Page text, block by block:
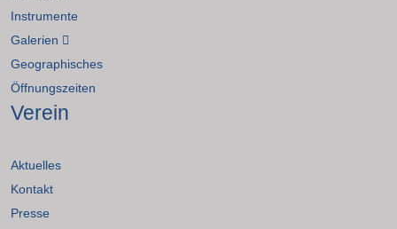
Instrumente
Galerien
Geographisches
Öffnungszeiten
Verein
Aktuelles
Kontakt
Presse